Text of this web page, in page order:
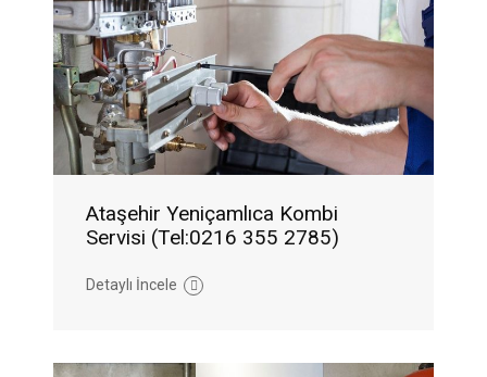
Ataşehir Yeniçamlıca Kombi
Servisi (Tel:0216 355 2785)
Detaylı İncele